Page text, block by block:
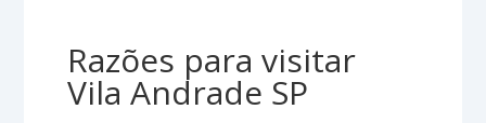
Razões para visitar
Vila Andrade SP